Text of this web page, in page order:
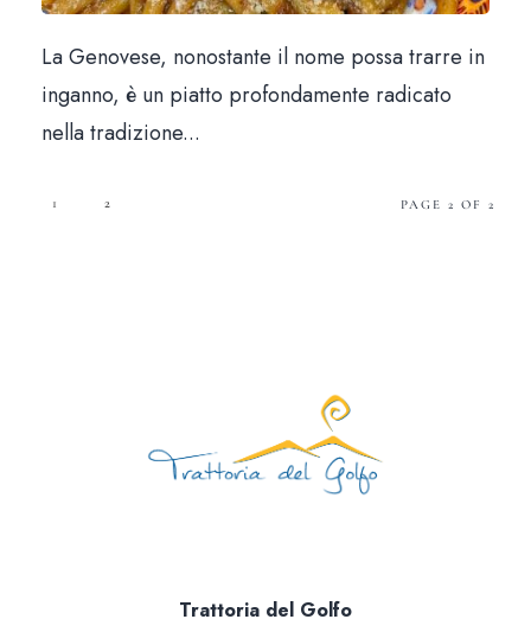
La Genovese, nonostante il nome possa trarre in
inganno, è un piatto profondamente radicato
nella tradizione...
1 2 PAGE 2 OF 2
Trattoria del Golfo